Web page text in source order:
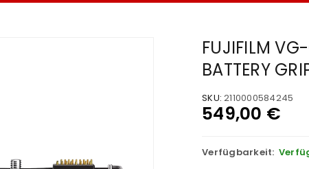
FUJIFILM
BATTERY
SKU: 2110000584245
549,00 €
Verfügbarkeit: